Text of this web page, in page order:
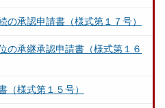
の承認申請書（様式第１７号）
の承継承認申請書（様式第１６
（様式第１５号）